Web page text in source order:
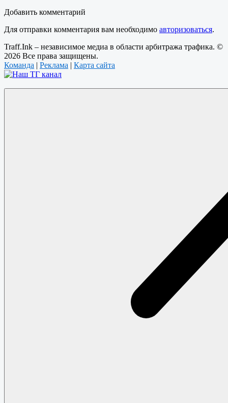
Добавить комментарий
Для отправки комментария вам необходимо авторизоваться.
Traff.Ink – независимое медиа в области арбитража трафика. ©
2026 Все права защищены.
Команда | Реклама | Карта сайта